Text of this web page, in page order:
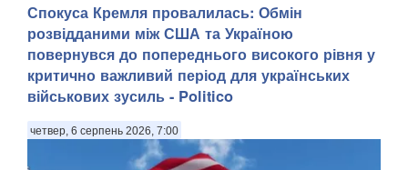
Спокуса Кремля провалилась: Обмін
розвідданими між США та Україною
повернувся до попереднього високого рівня у
критично важливий період для українських
військових зусиль - Politico
четвер, 6 серпень 2026, 7:00